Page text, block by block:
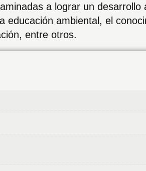
a lograr un
ambiental, el
entre otros.